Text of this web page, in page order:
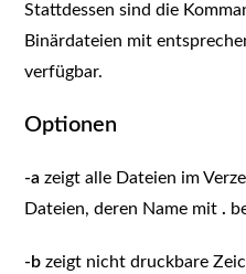
Stattdessen sind die
Binärdateien mit
verfügbar.
Optionen
-a zeigt alle Dateien im
Dateien, deren Name mit.
-b zeigt nicht druckbare